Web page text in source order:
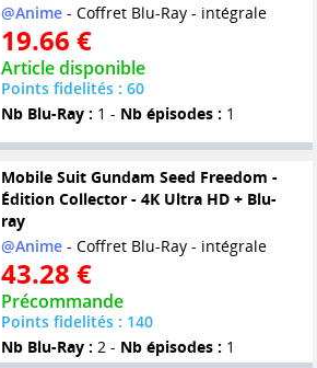
@Anime- Coffret Blu-Ray - intégrale
19.66 €
Article disponible
Points fidelités : 60
Nb Blu-Ray : 1 - Nb épisodes : 1
Mobile Suit Gundam Seed Freedom -
Édition Collector - 4K Ultra HD + Blu-
ray
@Anime- Coffret Blu-Ray - intégrale
43.28 €
Précommande
Points fidelités : 140
Nb Blu-Ray : 2 - Nb épisodes : 1